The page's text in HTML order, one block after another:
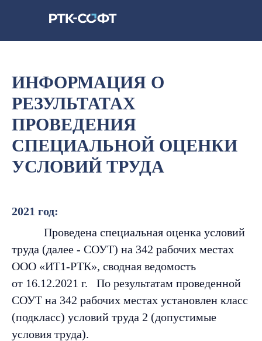
ИНФОРМАЦИЯ О
РЕЗУЛЬТАТАХ
ПРОВЕДЕНИЯ
СПЕЦИАЛЬНОЙ ОЦЕНКИ
УСЛОВИЙ ТРУДА
2021 год:
Проведена специальная оценка условий
труда (далее - СОУТ) на 342 рабочих местах
ООО «ИТ1-РТК», сводная ведомость
от 16.12.2021 г. По результатам проведенной
СОУТ на 342 рабочих местах установлен класс
(подкласс) условий труда 2 (допустимые
условия труда).